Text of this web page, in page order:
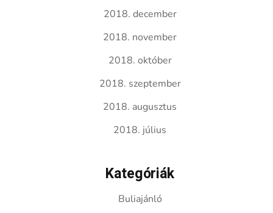
2018. december
2018. november
2018. október
2018. szeptember
2018. augusztus
2018. július
Kategóriák
Buliajánló